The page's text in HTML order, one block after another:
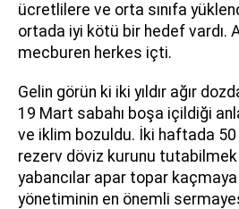
ücretlilere ve orta sınıfa
ortada iyi kötü bir hedef vardı.
mecburen herkes içti.
Gelin görün ki iki yıldır ağır
19 Mart sabahı boşa içildiği
ve iklim bozuldu. İki haftada 50
rezerv döviz kurunu tutabilmek
yabancılar apar topar kaçmaya
yönetiminin en önemli